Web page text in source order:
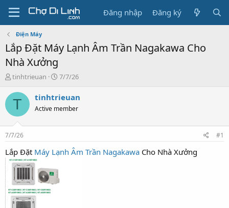
Đăng nhập Đăng ký
Điện Máy
Lắp Đặt Máy Lạnh Âm Trần Nagakawa Cho
Nhà Xưởng
T
r
a
s
t
a
r
t
e
r
tinhtrieuan
N
à
g
7/7/26
T tinhtrieuan
Active member
7/7/26 #1
Lắp Đặt Máy Lạnh Âm Trần Nagakawa Cho Nhà Xưởng